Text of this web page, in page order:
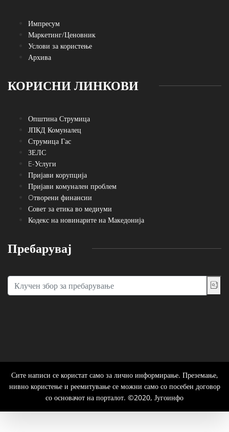
Импресум
Маркетинг/Ценовник
Услови за користење
Архива
КОРИСНИ ЛИНКОВИ
Општина Струмица
ЈПКД Комуналец
Струмица Гас
ЗЕЛС
E-Услуги
Пријави корупција
Пријави комунален проблем
Oтворени финансии
Совет за етика во медиуми
Кодекс на новинарите на Македонија
Пребарувај
Сите написи се користат само за лично информирање. Преземање,
нивно користење и реемитување се можни само со посебен договор
со основачот на порталот. ©2020, Југоинфо